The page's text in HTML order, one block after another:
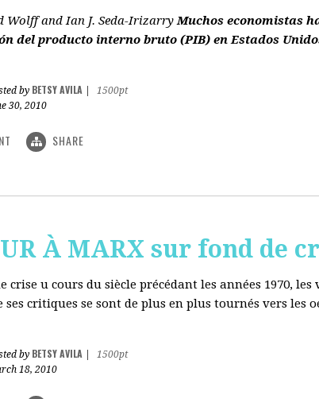
Wolff and Ian J. Seda-Irizarry Muchos economistas
del producto interno bruto (PIB) en Estados
by BETSY AVILA
1500pt
30, 2010
SHARE
À MARX sur fond de
crise u cours du siècle précédant les années 1970,
ses critiques se sont de plus en plus tournés vers les
by BETSY AVILA
1500pt
18, 2010